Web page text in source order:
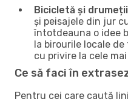
Bicicletă și
și peisajele din jur
întotdeauna o idee
la birourile locale
cu privire la cele
Ce să faci în
Pentru cei care caută